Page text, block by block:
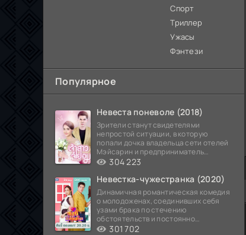
Спорт
Триллер
Ужасы
Фэнтези
Популярное
Невеста поневоле (2018)
Зрители станут свидетелями
непростой ситуации, в которую
попали дочка владельца сети отелей
Мэйсарин и предприниматель
Кетдэн. Обоих главных героев
304 223
Невестка-чужестранка (2020)
Динамичная романтическая комедия
о молодоженах, соединивших себя
узами брака по стечению
обстоятельств и постоянно
попадающих в курьезные ситуации...
301 702
0